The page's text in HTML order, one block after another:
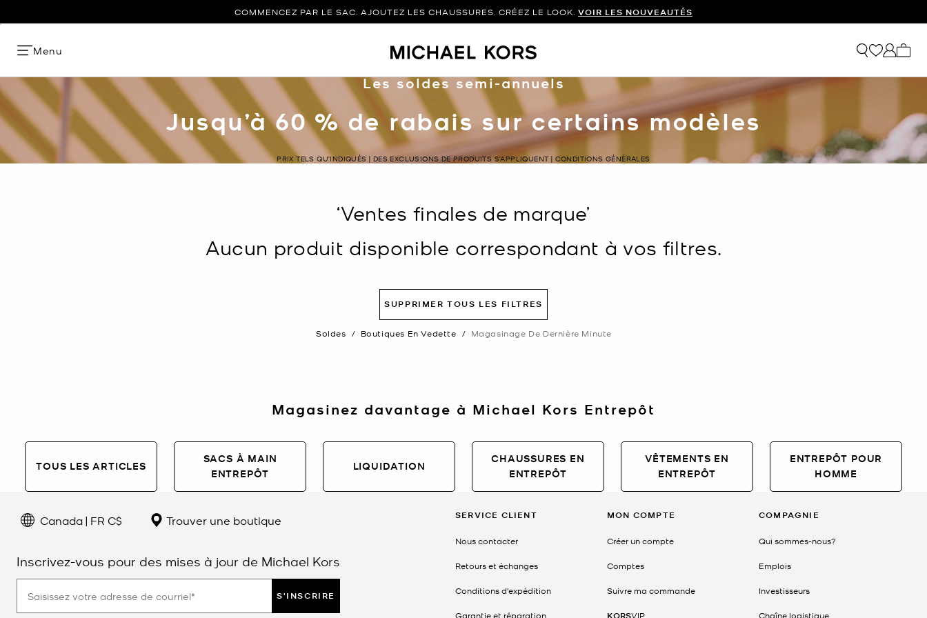
COMMENCEZ PAR LE SAC. AJOUTEZ LES CHAUSSURES. CRÉEZ LE LOOK. VOIR LES NOUVEAUTÉS
Menu
Les soldes semi-annuels
Jusqu’à 60 % de rabais sur certains modèles
PRIX TELS QU’INDIQUÉS | DES EXCLUSIONS DE PRODUITS S’APPLIQUENT | CONDITIONS GÉNÉRALES
‘Ventes finales de marque’
Aucun produit disponible correspondant à vos filtres.
SUPPRIMER TOUS LES FILTRES
Soldes / Boutiques En Vedette / Magasinage De Dernière Minute
Magasinez davantage à Michael Kors Entrepôt
TOUS LES ARTICLES
SACS À MAIN
ENTREPÔT
LIQUIDATION
CHAUSSURES EN
ENTREPÔT
VÊTEMENTS EN
ENTREPÔT
ENTREPÔT POUR
HOMME
Canada | FR C$ Trouver une boutique
Inscrivez-vous pour des mises à jour de Michael Kors
S'INSCRIRE
SERVICE CLIENT
Nous contacter
Retours et échanges
Conditions d'expédition
Garantie et réparation
MON COMPTE
Créer un compte
Comptes
Suivre ma commande
KORSVIP
COMPAGNIE
Qui sommes-nous?
Emplois
Investisseurs
Chaîne logistique